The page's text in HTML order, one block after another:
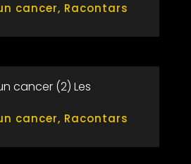
cancer, Racontars
cancer (2) Les
cancer, Racontars